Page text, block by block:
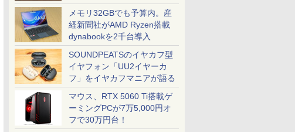
メモリ32GBでも予算内。産
経新聞社がAMD Ryzen搭載
dynabookを2千台導入
SOUNDPEATSのイヤカフ型
イヤフォン「UU2イヤーカ
フ」をイヤカフマニアが語る
マウス、RTX 5060 Ti搭載ゲ
ーミングPCが7万5,000円オ
フで30万円台！